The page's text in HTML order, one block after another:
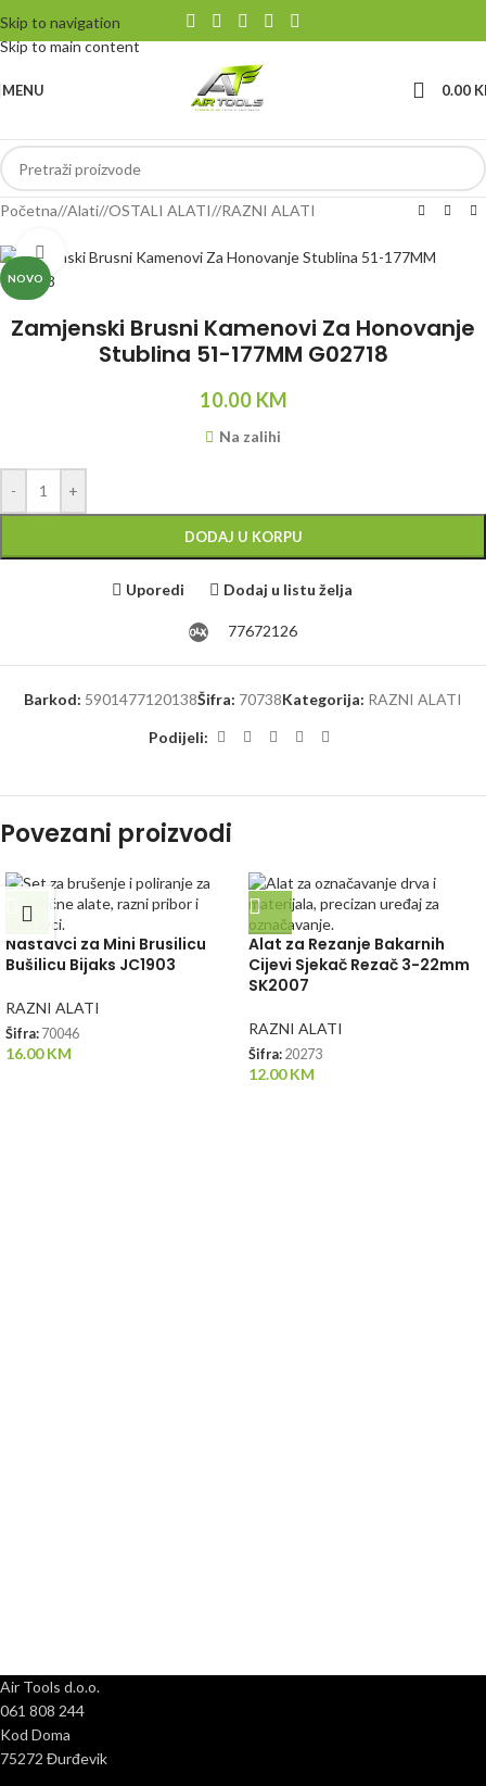
Skip to navigation
Skip to main content
MENU 0.00
Početna/ Alati/ OSTALI ALATI/ RAZNI ALATI
NOVO
Klikni da uvećaš
Zamjenski Brusni Kamenovi Za Honovanje
Stublina 51-177MM G02718
10.00 KM
Na zalihi
- +
DODAJ U KORPU
Uporedi Dodaj u listu želja
77672126
Barkod: 5901477120138Šifra: 70738Kategorija: RAZNI ALATI
Podijeli:
Povezani proizvodi
Nastavci za Mini Brusilicu
Bušilicu Bijaks JC1903
RAZNI ALATI
Šifra: 70046
16.00KM
Alat za Rezanje Bakarnih
Cijevi Sjekač Rezač 3-22mm
SK2007
RAZNI ALATI
Šifra: 20273
12.00KM
Air Tools d.o.o.
061 808 244
Kod Doma
75272 Đurđevik